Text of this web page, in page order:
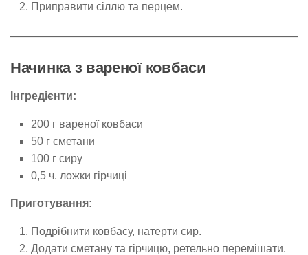
Приправити сіллю та перцем.
Начинка з вареної ковбаси
Інгредієнти:
200 г вареної ковбаси
50 г сметани
100 г сиру
0,5 ч. ложки гірчиці
Приготування:
Подрібнити ковбасу, натерти сир.
Додати сметану та гірчицю, ретельно перемішати.